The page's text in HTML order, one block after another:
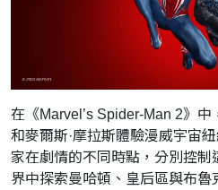
在《Marvel’s Spider-Man 2》
和麥爾斯·摩拉斯體驗漫威宇宙
家在劇情的不同時點，分別控
界中探索曼哈頓、皇后區與布